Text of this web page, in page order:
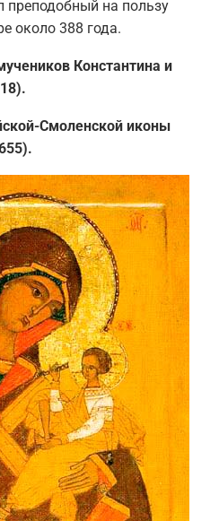
преподобный на пользу
около 388 года.
Константина и
Смоленской иконы